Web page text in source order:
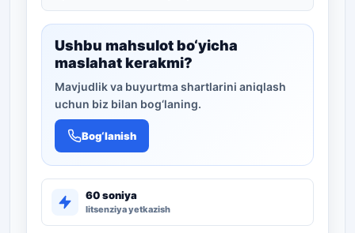
Ushbu mahsulot bo‘yicha
maslahat kerakmi?
Mavjudlik va buyurtma shartlarini aniqlash
uchun biz bilan bog‘laning.
Bog‘lanish
60 soniya
litsenziya yetkazish